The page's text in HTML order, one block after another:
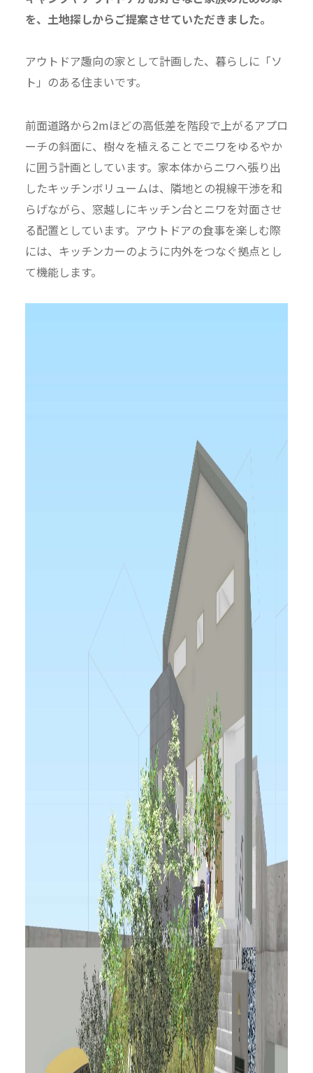
を、 土地探しからご提案させていただきました。
アウトドア趣向の家として計画した、暮らしに「ソ
ト」のある住まいです。
前面道路から2mほどの高低差を階段で上がるアプロ
ーチの斜面に、樹々を植えることでニワをゆるやか
に囲う計画としています。家本体からニワへ張り出
したキッチンボリュームは、隣地との視線干渉を和
らげながら、窓越しにキッチン台とニワを対面させ
る配置としています。アウトドアの食事を楽しむ際
には、キッチンカーのように内外をつなぐ拠点とし
て機能します。